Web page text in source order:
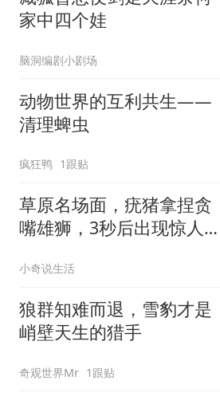
家中四个娃
脑洞编剧小剧场
动物世界的互利共生——
清理蜱虫
疯狂鸭 1跟贴
草原名场面，疣猪拿捏贪
嘴雄狮，3秒后出现惊人
小奇说生活
狼群知难而退，雪豹才是
峭壁天生的猎手
奇观世界Mr 1跟贴